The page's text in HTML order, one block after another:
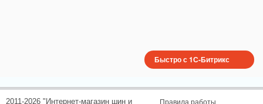
2011-2026 "Интернет-магазин шин и Правила работы
Быстро с 1С-Битрикс